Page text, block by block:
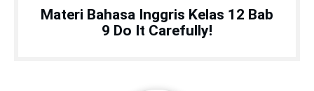
Materi Bahasa Inggris Kelas 12 Bab
9 Do It Carefully!